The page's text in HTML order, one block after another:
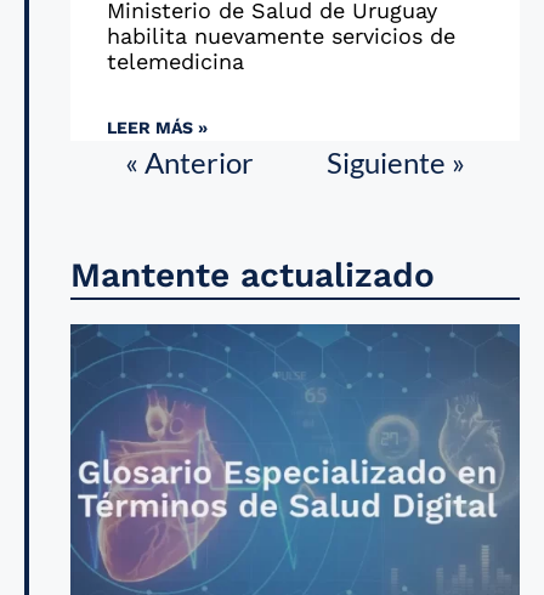
Ministerio de Salud de Uruguay
habilita nuevamente servicios de
telemedicina
LEER MÁS »
« Anterior Siguiente »
Mantente actualizado